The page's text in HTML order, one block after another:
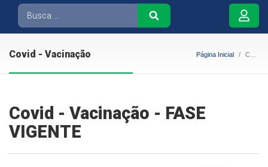
Covid - Vacinação Página Inicial Covid - Vacinação
Covid - Vacinação - FASE
VIGENTE